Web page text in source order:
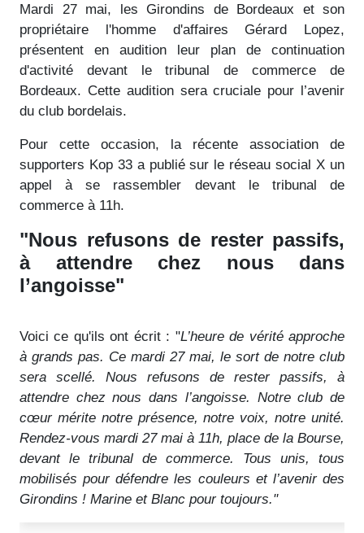
Mardi 27 mai, les Girondins de Bordeaux et son
propriétaire l'homme d'affaires Gérard Lopez,
présentent en audition leur plan de continuation
d'activité devant le tribunal de commerce de
Bordeaux. Cette audition sera cruciale pour l’avenir
du club bordelais.
Pour cette occasion, la récente association de
supporters Kop 33 a publié sur le réseau social X un
appel à se rassembler devant le tribunal de
commerce à 11h.
"Nous refusons de rester passifs,
à attendre chez nous dans
l’angoisse"
Voici ce qu'ils ont écrit : "L’heure de vérité approche
à grands pas. Ce mardi 27 mai, le sort de notre club
sera scellé. Nous refusons de rester passifs, à
attendre chez nous dans l’angoisse. Notre club de
cœur mérite notre présence, notre voix, notre unité.
Rendez-vous mardi 27 mai à 11h, place de la Bourse,
devant le tribunal de commerce. Tous unis, tous
mobilisés pour défendre les couleurs et l’avenir des
Girondins ! Marine et Blanc pour toujours."